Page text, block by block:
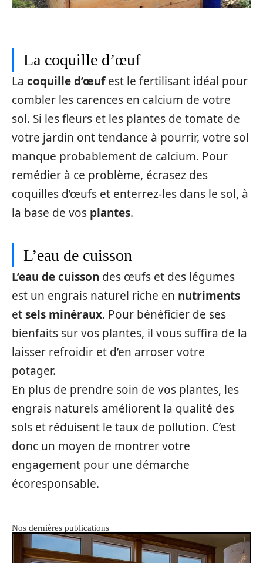
La coquille d’œuf
La coquille d’œufest le fertilisant idéal pour
combler les carences en calcium de votre
sol. Si les fleurs et les plantes de tomate de
votre jardin ont tendance à pourrir, votre sol
manque probablement de calcium. Pour
remédier à ce problème, écrasez des
coquilles d’œufs et enterrez-les dans le sol, à
la base de vos plantes.
L’eau de cuisson
L’eau de cuisson des œufs et des légumes
est un engrais naturel riche en nutriments
etsels minéraux. Pour bénéficier de ses
bienfaits sur vos plantes, il vous suffira de la
laisser refroidir et d’en arroser votre
potager.
En plus de prendre soin de vos plantes, les
engrais naturels améliorent la qualité des
sols et réduisent le taux de pollution. C’est
donc un moyen de montrer votre
engagement pour une démarche
écoresponsable.
Nos dernières publications